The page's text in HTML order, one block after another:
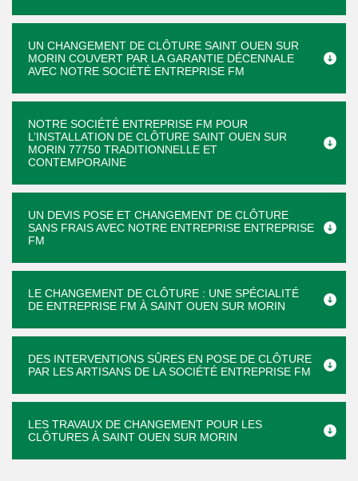
UN CHANGEMENT DE CLÔTURE SAINT OUEN SUR
MORIN COUVERT PAR LA GARANTIE DÉCENNALE
AVEC NOTRE SOCIÉTÉ ENTREPRISE FM
NOTRE SOCIÉTÉ ENTREPRISE FM POUR
L’INSTALLATION DE CLÔTURE SAINT OUEN SUR
MORIN 77750 TRADITIONNELLE ET
CONTEMPORAINE
UN DEVIS POSE ET CHANGEMENT DE CLÔTURE
SANS FRAIS AVEC NOTRE ENTREPRISE ENTREPRISE
FM
LE CHANGEMENT DE CLÔTURE : UNE SPÉCIALITÉ
DE ENTREPRISE FM À SAINT OUEN SUR MORIN
DES INTERVENTIONS SÛRES EN POSE DE CLÔTURE
PAR LES ARTISANS DE LA SOCIÉTÉ ENTREPRISE FM
LES TRAVAUX DE CHANGEMENT POUR LES
CLÔTURES À SAINT OUEN SUR MORIN